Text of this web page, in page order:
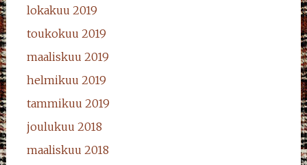
lokakuu 2019
toukokuu 2019
maaliskuu 2019
helmikuu 2019
tammikuu 2019
joulukuu 2018
maaliskuu 2018